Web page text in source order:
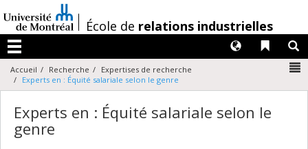
au
contenu
/École de relations industrielles
Menu
Liens
Langues
Accueil Recherche
Expertises de recherche
Experts en : Équité salariale selon le genre
Experts en : Équité salariale selon le
genre